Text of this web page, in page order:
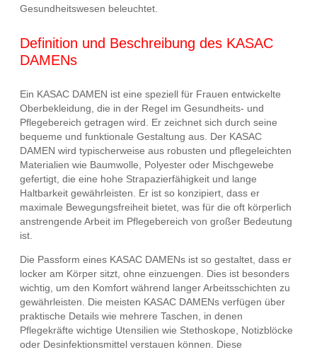
Gesundheitswesen beleuchtet.
Definition und Beschreibung des KASAC
DAMENs
Ein KASAC DAMEN ist eine speziell für Frauen entwickelte
Oberbekleidung, die in der Regel im Gesundheits- und
Pflegebereich getragen wird. Er zeichnet sich durch seine
bequeme und funktionale Gestaltung aus. Der KASAC
DAMEN wird typischerweise aus robusten und pflegeleichten
Materialien wie Baumwolle, Polyester oder Mischgewebe
gefertigt, die eine hohe Strapazierfähigkeit und lange
Haltbarkeit gewährleisten. Er ist so konzipiert, dass er
maximale Bewegungsfreiheit bietet, was für die oft körperlich
anstrengende Arbeit im Pflegebereich von großer Bedeutung
ist.
Die Passform eines KASAC DAMENs ist so gestaltet, dass er
locker am Körper sitzt, ohne einzuengen. Dies ist besonders
wichtig, um den Komfort während langer Arbeitsschichten zu
gewährleisten. Die meisten KASAC DAMENs verfügen über
praktische Details wie mehrere Taschen, in denen
Pflegekräfte wichtige Utensilien wie Stethoskope, Notizblöcke
oder Desinfektionsmittel verstauen können. Diese